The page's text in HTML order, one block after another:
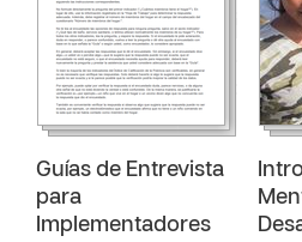
Guías de Entrevista
para
Implementadores